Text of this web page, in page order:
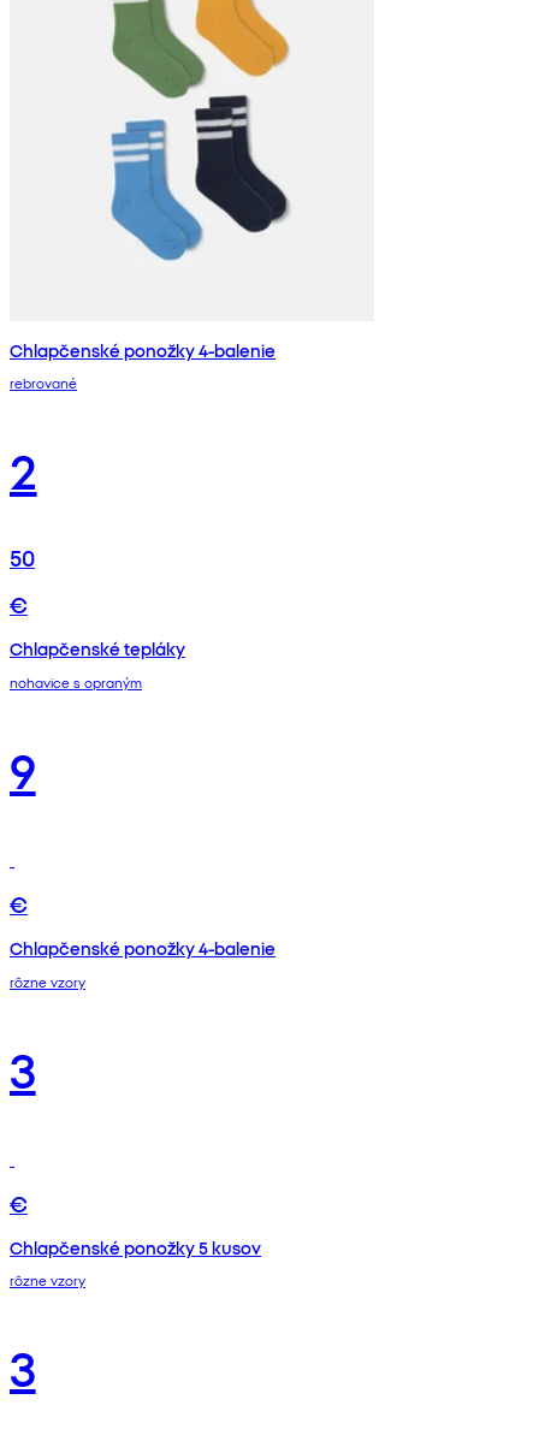
Chlapčenské ponožky 4-balenie
rebrované
2
50
€
Chlapčenské tepláky
nohavice s opraným
9
€
Chlapčenské ponožky 4-balenie
rôzne vzory
3
€
Chlapčenské ponožky 5 kusov
rôzne vzory
3